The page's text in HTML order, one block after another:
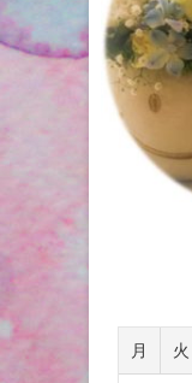
月 火